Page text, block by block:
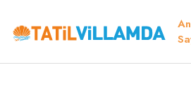
DetaylarMüsaitlik